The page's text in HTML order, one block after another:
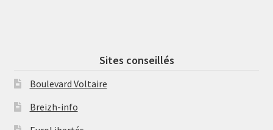
Sites conseillés
Boulevard Voltaire
Breizh-info